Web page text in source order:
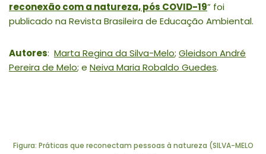
reconexão com a natureza, pós COVID-19” foi
publicado na Revista Brasileira de Educação Ambiental.
Autores: Marta Regina da Silva-Melo; Gleidson André
Pereira de Melo; e Neiva Maria Robaldo Guedes.
Figura: Práticas que reconectam pessoas à natureza (SILVA-MELO